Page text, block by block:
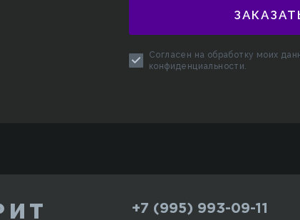
Согласен на обработку моих
конфиденциальности.
+7 (995) 993-09-11